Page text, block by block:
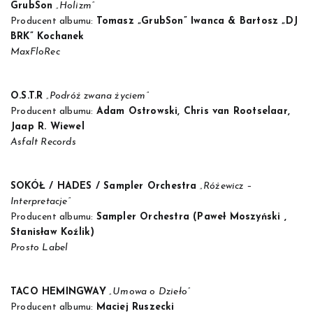
GrubSon „Holizm”
Producent albumu: Tomasz „GrubSon” Iwanca & Bartosz „DJ
BRK” Kochanek
MaxFloRec
O.S.T.R „Podróż zwana życiem”
Producent albumu: Adam Ostrowski, Chris van Rootselaar,
Jaap R. Wiewel
Asfalt Records
SOKÓŁ / HADES / Sampler Orchestra „Różewicz –
Interpretacje”
Producent albumu: Sampler Orchestra (Paweł Moszyński ,
Stanisław Koźlik)
Prosto Label
TACO HEMINGWAY „Umowa o Dzieło”
Producent albumu: Maciej Ruszecki